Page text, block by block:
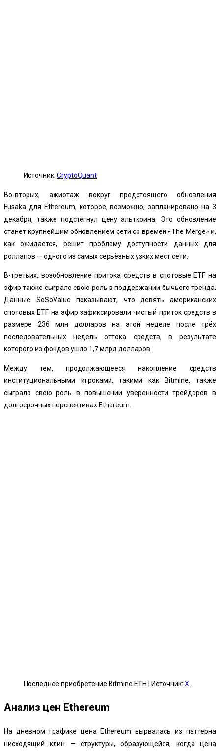
Источник: CryptoQuant
Во-вторых, ажиотаж вокруг предстоящего обновления
Fusaka для Ethereum, которое, возможно, запланировано на 3
декабря, также подстегнул цену альткоина. Это обновление
станет крупнейшим обновлением сети со времён «The Merge» и,
как ожидается, решит проблему доступности данных для
роллапов — одного из самых серьёзных узких мест сети.
В-третьих, возобновление притока средств в спотовые ETF на
эфир также сыграло свою роль в поддержании бычьего тренда.
Данные SoSoValue показывают, что девять американских
спотовых ETF на эфир зафиксировали чистый приток средств в
размере 236 млн долларов на этой неделе после трёх
последовательных недель оттока средств, в результате
которого из фондов ушло 1,7 млрд долларов.
Между тем, продолжающееся накопление средств
институциональными игроками, такими как Bitmine, также
сыграло свою роль в повышении уверенности трейдеров в
долгосрочных перспективах Ethereum.
Последнее приобретение Bitmine ETH | Источник: X
Анализ цен Ethereum
На дневном графике цена Ethereum вырвалась из паттерна
нисходящий клин — структуры, образующейся, когда цена